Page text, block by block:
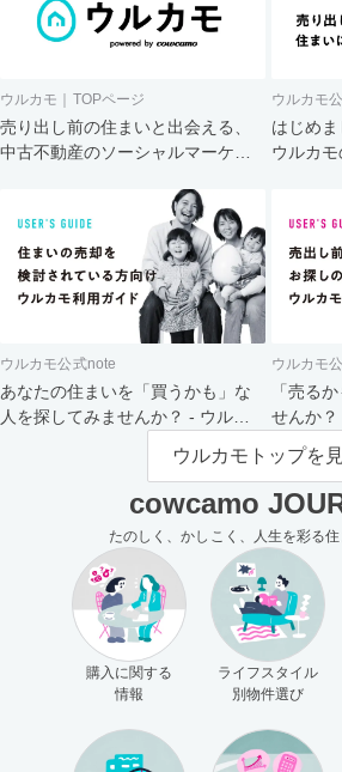
ウルカモ｜TOPページ
売り出し前の住まいと出会える、
中古不動産のソーシャルマーケッ
ウルカモ
はじめ
ウルカ
ウルカモ公式note
あなたの住まいを「買うかも」な
人を探してみませんか？ - ウルカ
ウルカモ
「売る
せんか
主さま向
ウルカモトップを
cowcamo
たのしく、かしこく、人生を彩る
購入に関する
情報
ライフスタイル
別物件選び